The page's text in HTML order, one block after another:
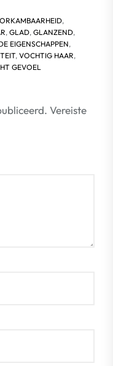
,
, GLAD, GLANZEND,
EIGENSCHAPPEN,
, VOCHTIG HAAR,
GEVOEL
Vereiste